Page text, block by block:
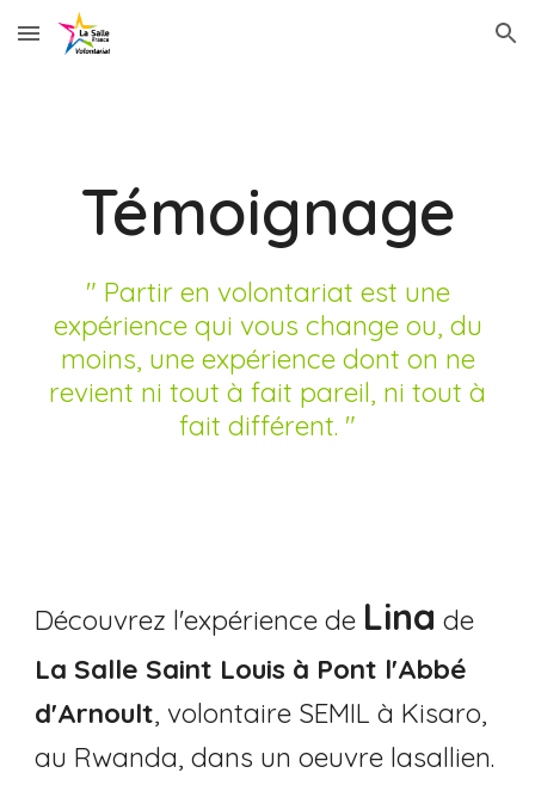
Skip to main content Skip to navigation
Témoignage
" Partir en volontariat est une
expérience qui vous change ou, du
moins, une expérience dont on ne
revient ni tout à fait pareil, ni tout à
fait différent. "
Découvrez l'expérience de Lina de
La Salle Saint Louis à Pont l'Abbé
d'Arnoult, volontaire SEMIL à Kisaro,
au Rwanda, dans unoeuvre lasallien.